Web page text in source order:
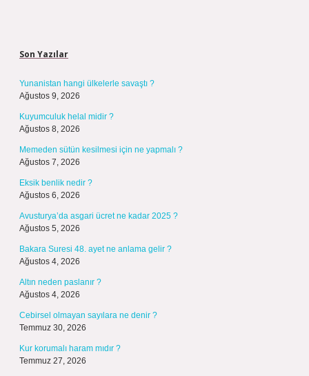
Son Yazılar
Yunanistan hangi ülkelerle savaştı ?
Ağustos 9, 2026
Kuyumculuk helal midir ?
Ağustos 8, 2026
Memeden sütün kesilmesi için ne yapmalı ?
Ağustos 7, 2026
Eksik benlik nedir ?
Ağustos 6, 2026
Avusturya’da asgari ücret ne kadar 2025 ?
Ağustos 5, 2026
Bakara Suresi 48. ayet ne anlama gelir ?
Ağustos 4, 2026
Altın neden paslanır ?
Ağustos 4, 2026
Cebirsel olmayan sayılara ne denir ?
Temmuz 30, 2026
Kur korumalı haram mıdır ?
Temmuz 27, 2026